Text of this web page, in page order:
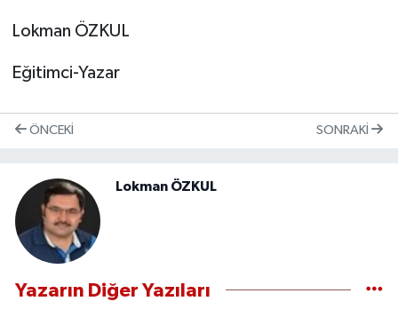
Lokman ÖZKUL
Eğitimci-Yazar
ÖNCEKI SONRAKI
Lokman ÖZKUL
Yazarın Diğer Yazıları